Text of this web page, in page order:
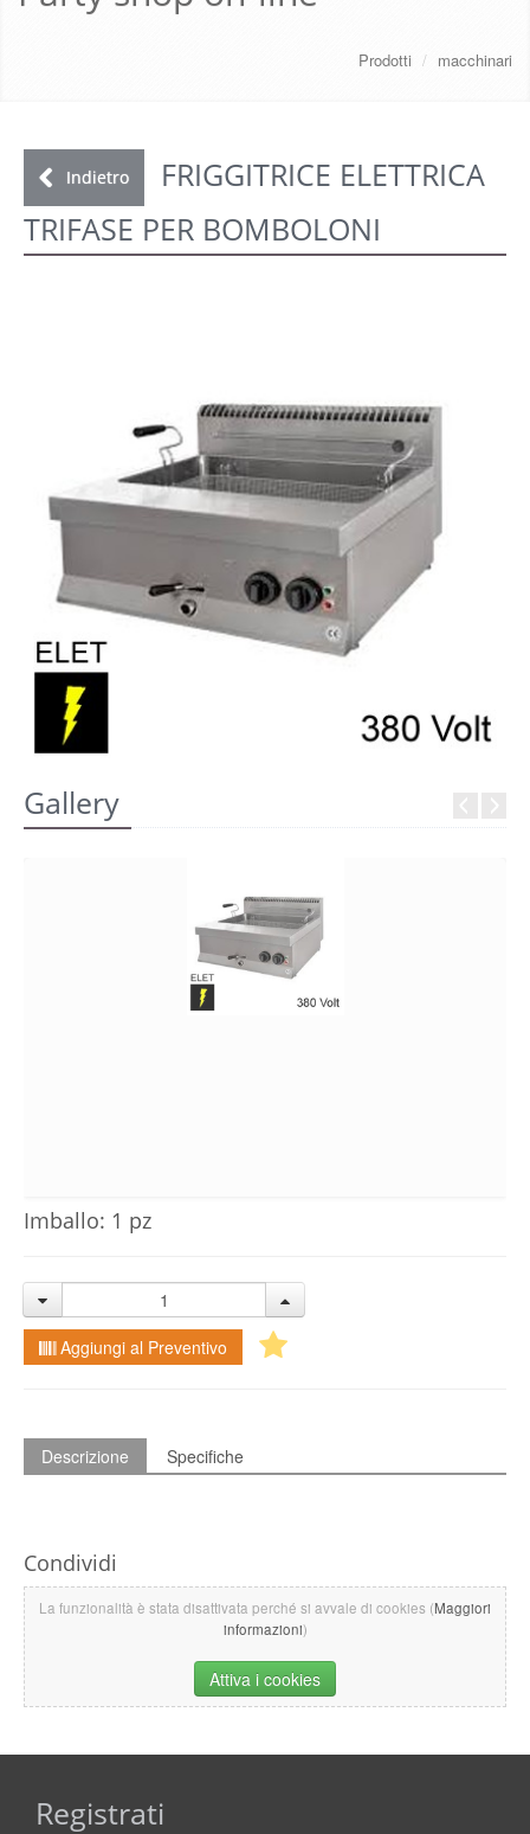
GALLERY
Prodotti / macchinari
Indietro
FRIGGITRICE ELETTRICA
TRIFASE PER BOMBOLONI
Gallery
Imballo: 1 pz
Aggiungi al Preventivo
Descrizione Specifiche
Condividi
La funzionalità è stata disattivata perché si avvale di cookies (Maggiori
informazioni)
Attiva i cookies
Registrati